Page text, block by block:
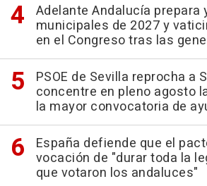
Adelante Andalucía prepara
municipales de 2027 y
en el Congreso tras las
PSOE de Sevilla reprocha a
concentre en pleno agosto
la mayor convocatoria de
España defiende que el
vocación de "durar toda la
que votaron los andaluces"